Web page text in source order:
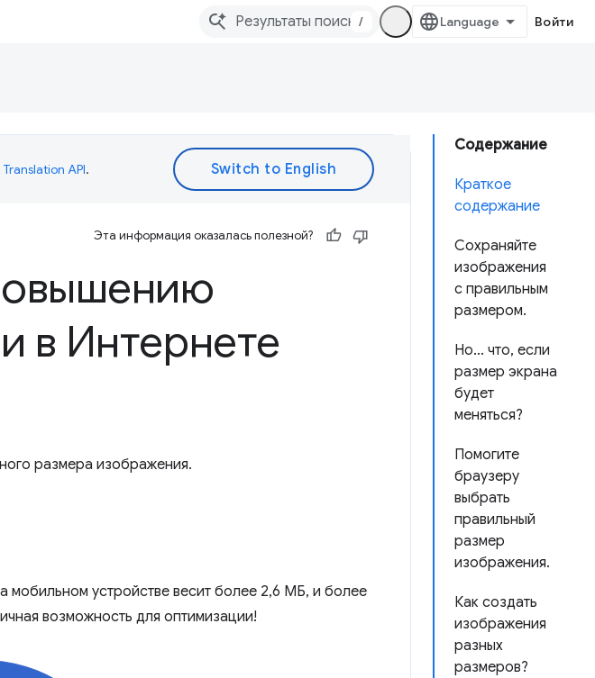
/ Войти
Содержание
Краткое
содержание
Сохраняйте
изображения
с правильным
размером.
Но… что, если
размер экрана
будет
меняться?
Помогите
браузеру
выбрать
правильный
размер
изображения.
Как создать
изображения
разных
размеров?
API.
Эта информация оказалась полезной?
в Интернете
размера изображения.
мобильном устройстве весит более 2,6 МБ, и более
возможность для оптимизации!